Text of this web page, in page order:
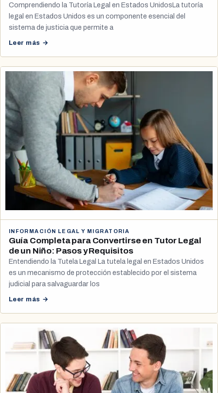
Comprendiendo la Tutoría Legal en Estados UnidosLa tutoría
legal en Estados Unidos es un componente esencial del
sistema de justicia que permite a
Leer más →
INFORMACIÓN LEGAL Y MIGRATORIA
Guía Completa para Convertirse en Tutor Legal
de un Niño: Pasos y Requisitos
Entendiendo la Tutela Legal La tutela legal en Estados Unidos
es un mecanismo de protección establecido por el sistema
judicial para salvaguardar los
Leer más →